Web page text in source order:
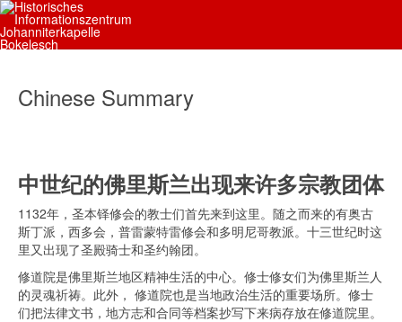
Chinese Summary
中世纪的佛里斯兰出现来许多宗教团体
1132年，圣本铎修会的教士们首先来到这里。随之而来的有奥古
斯丁派，西多会，普雷蒙特雷修会和多明尼哥教派。十三世纪时这
里又出现了圣殿骑士和圣约翰团。
修道院是佛里斯兰地区精神生活的中心。修士修女们为佛里斯兰人
的灵魂祈祷。此外， 修道院也是当地政治生活的重要场所。修士
们把法律文书，地方志和合同等档案抄写下来病存放在修道院里。